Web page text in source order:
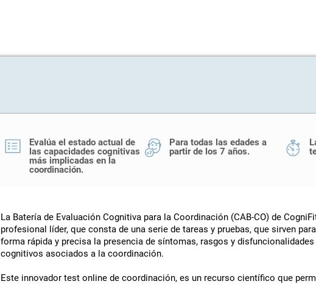
Evalúa el estado actual de
las capacidades cognitivas
más implicadas en la
coordinación.
Para todas las edades a
partir de los 7 años.
La Batería de Evaluación Cognitiva para la Coordinación (CAB-CO) de
profesional líder, que consta de una serie de tareas y pruebas, que sirven
forma rápida y precisa la presencia de síntomas, rasgos y
cognitivos asociados a la coordinación.
Este innovador test online de coordinación, es un recurso científico que